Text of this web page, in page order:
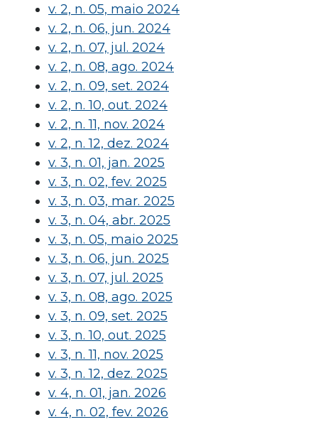
v. 2, n. 05, maio 2024
v. 2, n. 06, jun. 2024
v. 2, n. 07, jul. 2024
v. 2, n. 08, ago. 2024
v. 2, n. 09, set. 2024
v. 2, n. 10, out. 2024
v. 2, n. 11, nov. 2024
v. 2, n. 12, dez. 2024
v. 3, n. 01, jan. 2025
v. 3, n. 02, fev. 2025
v. 3, n. 03, mar. 2025
v. 3, n. 04, abr. 2025
v. 3, n. 05, maio 2025
v. 3, n. 06, jun. 2025
v. 3, n. 07, jul. 2025
v. 3, n. 08, ago. 2025
v. 3, n. 09, set. 2025
v. 3, n. 10, out. 2025
v. 3, n. 11, nov. 2025
v. 3, n. 12, dez. 2025
v. 4, n. 01, jan. 2026
v. 4, n. 02, fev. 2026